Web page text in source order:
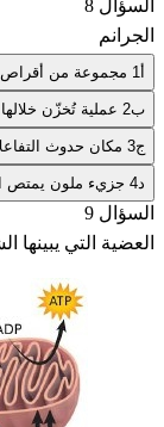
السؤال 8
الجرانم
1 مجموعة من أقراص الثايلاكويد
ب2 عملية تُخزّن خلالها الطاقة في الجزيئات العضوية
ج3 مكان حدوث التفاعلات الضوئية
4 جزيء ملون يمتص الضوء
السؤال 9
العضية التي يبينها